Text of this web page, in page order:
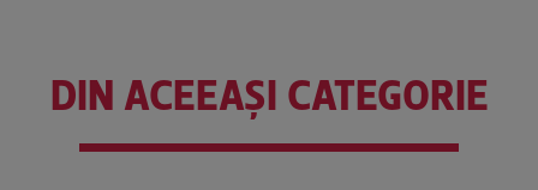
DIN ACEEAȘI CATEGORIE